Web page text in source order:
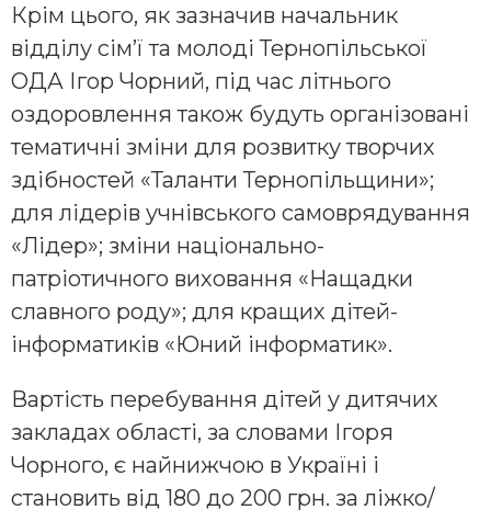
Крім цього, як зазначив начальник
відділу сім’ї та молоді Тернопільської
ОДА Ігор Чорний, під час літнього
оздоровлення також будуть організовані
тематичні зміни для розвитку творчих
здібностей «Таланти Тернопільщини»;
для лідерів учнівського самоврядування
«Лідер»; зміни національно-
патріотичного виховання «Нащадки
славного роду»; для кращих дітей-
інформатиків «Юний інформатик».
Вартість перебування дітей у дитячих
закладах області, за словами Ігоря
Чорного, є найнижчою в Україні і
становить від 180 до 200 грн. за ліжко/